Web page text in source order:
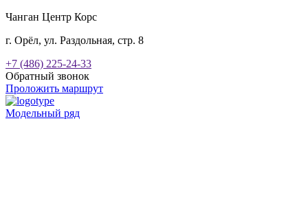
Чанган Центр Корс
г. Орёл, ул. Раздольная, стр. 8
+7 (486) 225-24-33
Обратный звонок
Проложить маршрут
Модельный ряд